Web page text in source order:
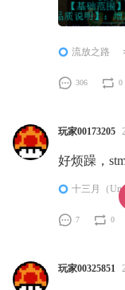
流放之路
306 0
玩家00173205
好烦躁，
十三月（
7 0
玩家00325851